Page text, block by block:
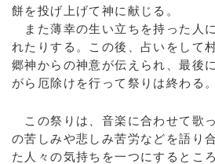
餅を投げ上げて神に献じる。
また薄幸の生い立ちを持った人
れたりする。この後、占いをして
郷神からの神意が伝えられ、最後
がら厄除けを行って祭りは終わる。
この祭りは、音楽に合わせて歌
の苦しみや悲しみ苦労などを語り
た人々の気持ちを一つにするとこ